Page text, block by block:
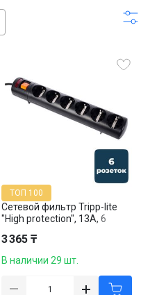
Сетевой фильтр Tripp-lite
"High protection", 13А, 6
ТОП 100
3 365 ₸
В наличии 29 шт.